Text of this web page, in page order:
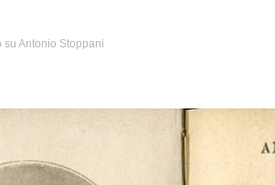
Antonio Stoppani